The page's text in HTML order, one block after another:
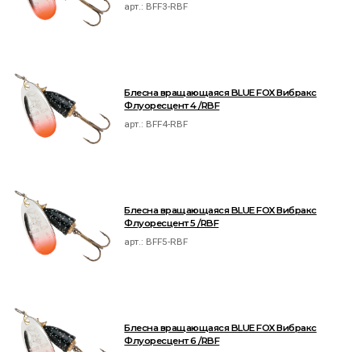
арт.: BFF3-RBF
Блесна вращающаяся BLUE FOX Вибракс
Флуоресцент 4 /RBF
арт.: BFF4-RBF
Блесна вращающаяся BLUE FOX Вибракс
Флуоресцент 5 /RBF
арт.: BFF5-RBF
Блесна вращающаяся BLUE FOX Вибракс
Флуоресцент 6 /RBF